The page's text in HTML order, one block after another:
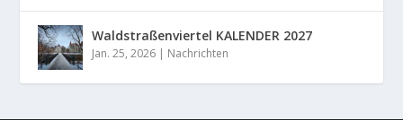
Waldstraßenviertel KALENDER 2027
Jan. 25, 2026 | Nachrichten